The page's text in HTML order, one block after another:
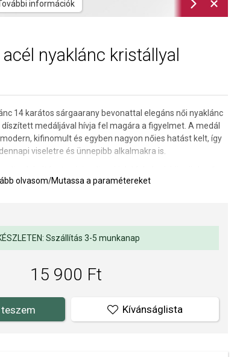
acél nyaklánc kristállyal
14 karátos sárgaarany bevonattal elegáns női nyaklánc
medáljával hívja fel magára a figyelmet. A medál
kifinomult és egyben nagyon nőies hatást kelt, így
viseletre és ünnepibb alkalmakra is.
más nyakláncokkal réteges stílusban.
olvasom/Mutassa a paramétereket
Sszállítás 3-5 munkanap
15 900 Ft
Kívánságlista